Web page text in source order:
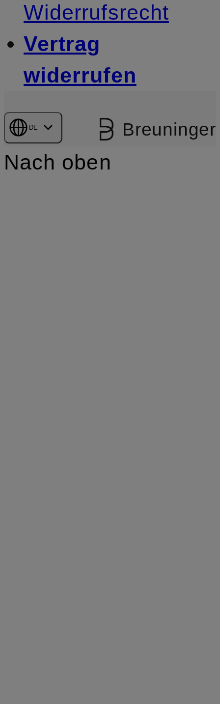
Widerrufsrecht
Vertrag
widerrufen
DE Breuninger
Nach oben